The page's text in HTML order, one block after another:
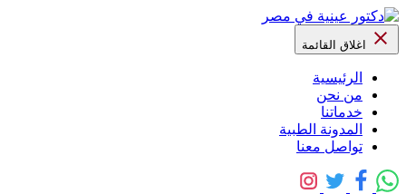
اغلاق القائمة
الرئيسية
من نحن
خدماتنا
المدونة الطبية
تواصل معنا